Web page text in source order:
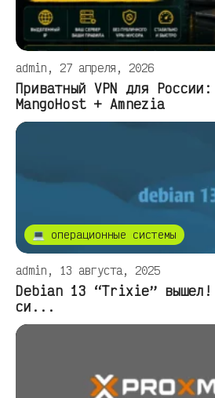
admin, 27 апреля, 2026
Приватный VPN для
MangoHost + Amnezia
💻 операционные системы
admin, 13 августа, 2025
Debian 13 “Trixie” вышел!
си...